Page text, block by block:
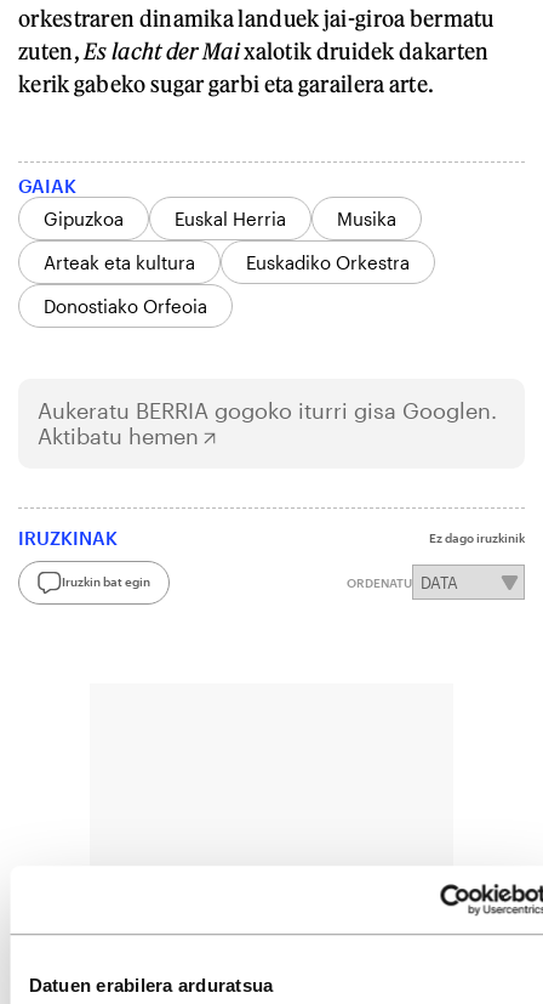
Datuen erabilera arduratsua
orkestraren dinamika landuek jai-giroa bermatu
zuten, Es lacht der Maixalotik druidek dakarten
kerik gabeko sugar garbi eta garailera arte.
GAIAK
Gipuzkoa
Euskal Herria
Musika
Arteak eta kultura
Euskadiko Orkestra
Donostiako Orfeoia
Aukeratu BERRIA gogoko iturri gisa Googlen.
Aktibatu hemen
IRUZKINAK Ez dago iruzkinik
Iruzkin bat egin ORDENATU